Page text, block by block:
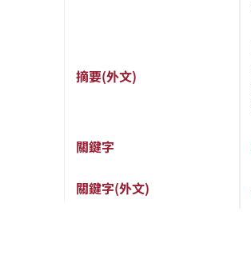
摘要(外文)
關鍵字
關鍵字(外文)